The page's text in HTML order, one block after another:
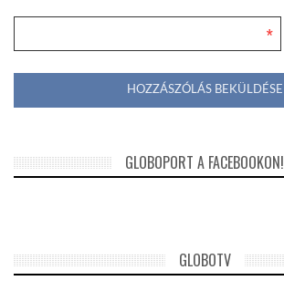
*
GLOBOPORT A FACEBOOKON!
GLOBOTV